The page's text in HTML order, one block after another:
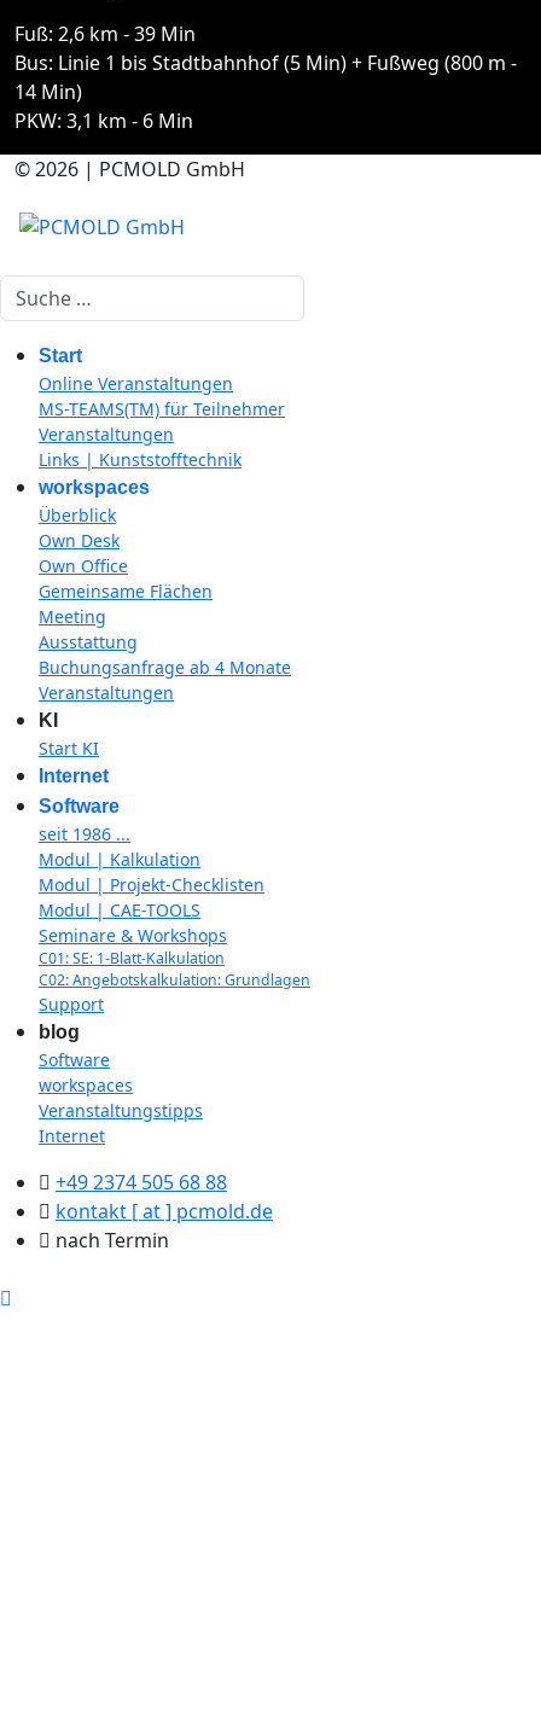
Fuß: 2,6 km - 39 Min
Bus: Linie 1 bis Stadtbahnhof (5 Min) + Fußweg (800 m -
14 Min)
PKW: 3,1 km - 6 Min
© 2026 | PCMOLD GmbH
Suchen
Start
Online Veranstaltungen
MS-TEAMS(TM) für Teilnehmer
Veranstaltungen
Links | Kunststofftechnik
workspaces
Überblick
Own Desk
Own Office
Gemeinsame Flächen
Meeting
Ausstattung
Buchungsanfrage ab 4 Monate
Veranstaltungen
KI
Start KI
Internet
Software
seit 1986 ...
Modul | Kalkulation
Modul | Projekt-Checklisten
Modul | CAE-TOOLS
Seminare & Workshops
C01: SE: 1-Blatt-Kalkulation
C02: Angebotskalkulation: Grundlagen
Support
blog
Software
workspaces
Veranstaltungstipps
Internet
+49 2374 505 68 88
kontakt [ at ] pcmold.de
nach Termin